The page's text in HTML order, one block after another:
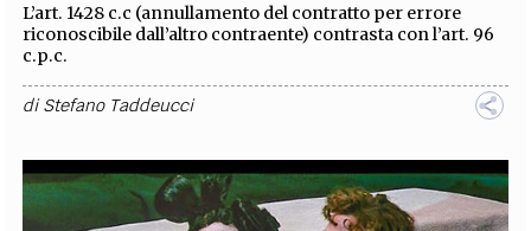
L’art. 1428 c.c (annullamento del contratto per errore
riconoscibile dall’altro contraente) contrasta con l’art. 96
c.p.c.
diStefano Taddeucci